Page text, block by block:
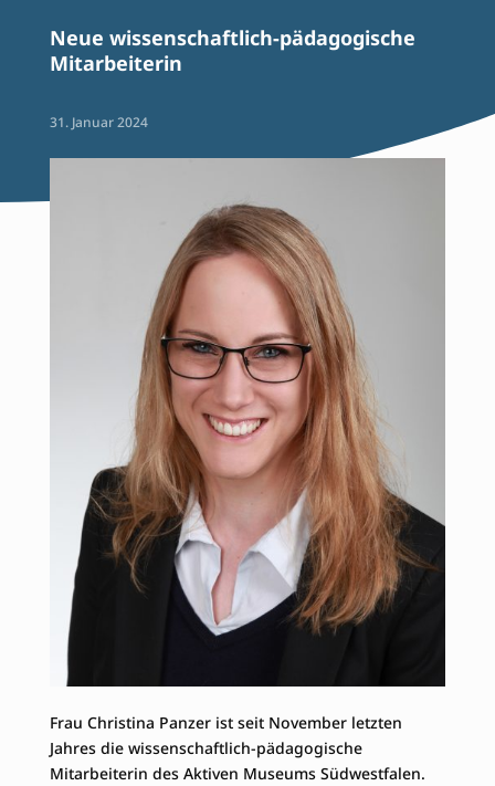
Neue wissenschaftlich-pädagogische
Mitarbeiterin
31. Januar 2024
Frau Christina Panzer ist seit November letzten
Jahres die wissenschaftlich-pädagogische
Mitarbeiterin des Aktiven Museums Südwestfalen.